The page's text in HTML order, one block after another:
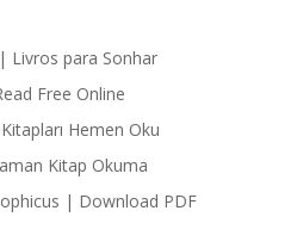
Livros para Sonhar
Free Online
Hemen Oku
Kitap Okuma
| Download PDF